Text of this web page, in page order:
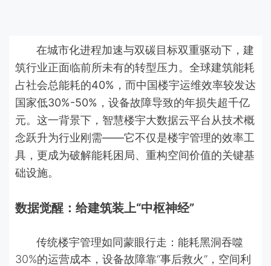
在城市化进程加速与双碳目标双重驱动下，建
筑行业正面临前所未有的转型压力。全球建筑能耗
占社会总能耗的40%，而中国楼宇运维效率较发达
国家低30%-50%，设备故障导致的年损失超千亿
元。这一背景下，智慧楼宇大数据云平台从技术概
念跃升为行业刚需——它不仅是楼宇管理的效率工
具，更成为破解能耗困局、重构空间价值的关键基
础设施。
数据觉醒：给建筑装上“中枢神经”
传统楼宇管理如同蒙眼行走：能耗黑洞吞噬
30%的运营成本，设备故障靠“事后救火”，空间利